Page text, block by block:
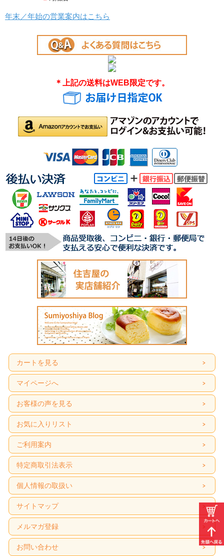
年末／年始の営業案内はこちら
＊上記の送料はWEB限定です。
カートを見る
マイページへ
お客様の声を見る
お気に入りリスト
ご利用案内
特定商取引法表示
個人情報の取扱い
サイトマップ
メルマガ登録
お問い合わせ